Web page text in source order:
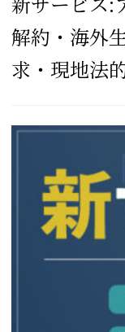
解約・海外
求・現地法